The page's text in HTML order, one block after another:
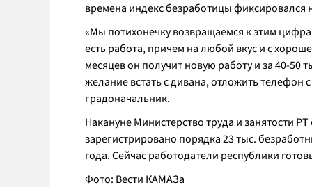
времена индекс безработицы фиксировался
«Мы потихонечку возвращаемся к этим
есть работа, причем на любой вкус и с
месяцев он получит новую работу и за 40-50
желание встать с дивана, отложить телефон
градоначальник.
Накануне Министерство труда и занятости
зарегистрировано порядка 23 тыс.
года. Сейчас работодатели республики
Фото: Вести КАМАЗа